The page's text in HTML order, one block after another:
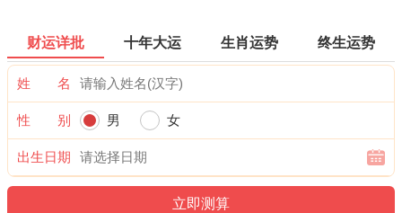
财运详批 十年大运 生肖运势 终生运势
姓 名
性 别 男 女
出生日期